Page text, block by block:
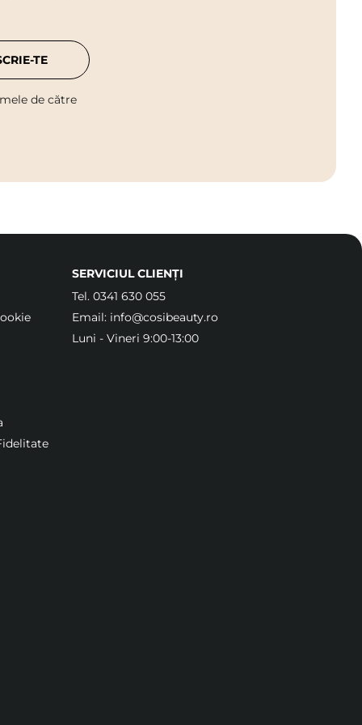
de către
TE
SERVICIUL CLIENȚI
Tel. 0341 630 055
Email: info@cosibeauty.ro
Luni - Vineri 9:00-13:00